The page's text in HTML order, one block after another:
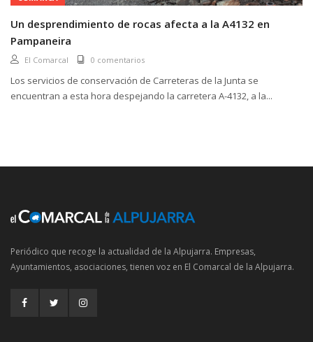
Un desprendimiento de rocas afecta a la A4132 en
Pampaneira
El Comarcal 0 comentarios
Los servicios de conservación de Carreteras de la Junta se
encuentran a esta hora despejando la carretera A-4132, a la...
Periódico que recoge la actualidad de la Alpujarra. Empresas,
Ayuntamientos, asociaciones, tienen voz en El Comarcal de la Alpujarra.